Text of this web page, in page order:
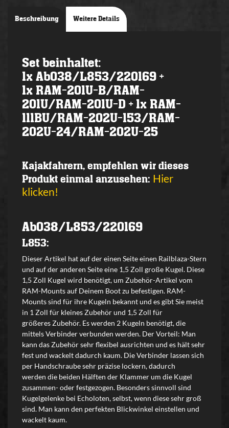
Beschreibung Weitere Details
Set beinhaltet:
1x Ab038/L853/220169 +
1x RAM-201U-B/RAM-
201U/RAM-201U-D + 1x RAM-
111BU/RAM-202U-153/RAM-
202U-24/RAM-202U-25
Kajakfahrern, empfehlen wir dieses
Produkt einmal anzusehen: Hier
klicken!
Ab038/L853/220169
L853:
Dieser Artikel hat auf der einen Seite einen Railblaza-Stern
und auf der anderen Seite eine 1,5 Zoll große Kugel. Diese
1,5 Zoll Kugel wird benötigt, um Zubehör-Artikel vom
RAM-Mounts auf Deinem Boot zu befestigen. RAM-
Mounts sind für ihre Kugeln bekannt und es gibt Sie meist
in 1 Zoll für kleines Zubehör und 1,5 Zoll für
größeres Zubehör. Es werden 2 Kugeln benötigt, die
mittels Verbinder verbunden werden. Der Vorteil: Man
kann das Zubehör sehr flexibel ausrichten und es hält sehr
fest und wackelt dadurch kaum. Die Verbinder lassen sich
per Handschraube sehr präzise lockern, dadurch
werden die beiden Hälften der Klammer um die Kugel
zusammen- oder festgezogen. Besonders sinnvoll sind
Kugelgelenke bei Echoloten, selbst, wenn diese sehr groß
sind. Man kann den perfekten Blickwinkel einstellen und
wackelt kaum.